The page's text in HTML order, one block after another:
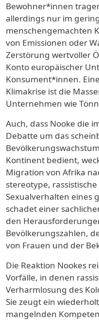
Bewohner*innen
allerdings nur im
menschengemachten
von Emissionen oder
Zerstörung wertvoller
Konto europäischer
Konsument*innen.
Klimakrise ist die
Unternehmen wie
Auch, dass Nooke die
Debatte um das
Kontinent bedient,
Migration von Afrika
stereotype,
Sexualverhalten eines
schadet einer
den
Bevölkerungszahlen,
von Frauen und der
Die Reaktion Nookes
Vorfälle, in denen
Verharmlosung des
Sie zeugt ein
mangelnden